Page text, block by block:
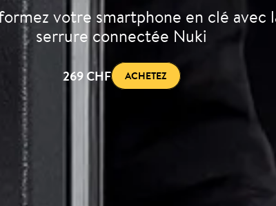
votre smartphone en clé avec
serrure connectée Nuki
269 CHF ACHETEZ